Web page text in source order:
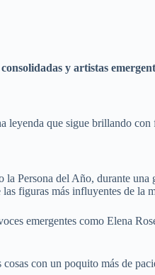
y artistas
leyenda que sigue brillando con
Persona del Año, durante una
figuras más influyentes de la
emergentes como Elena
con un poquito más de